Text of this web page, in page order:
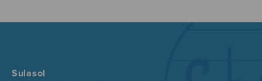
Sulasol